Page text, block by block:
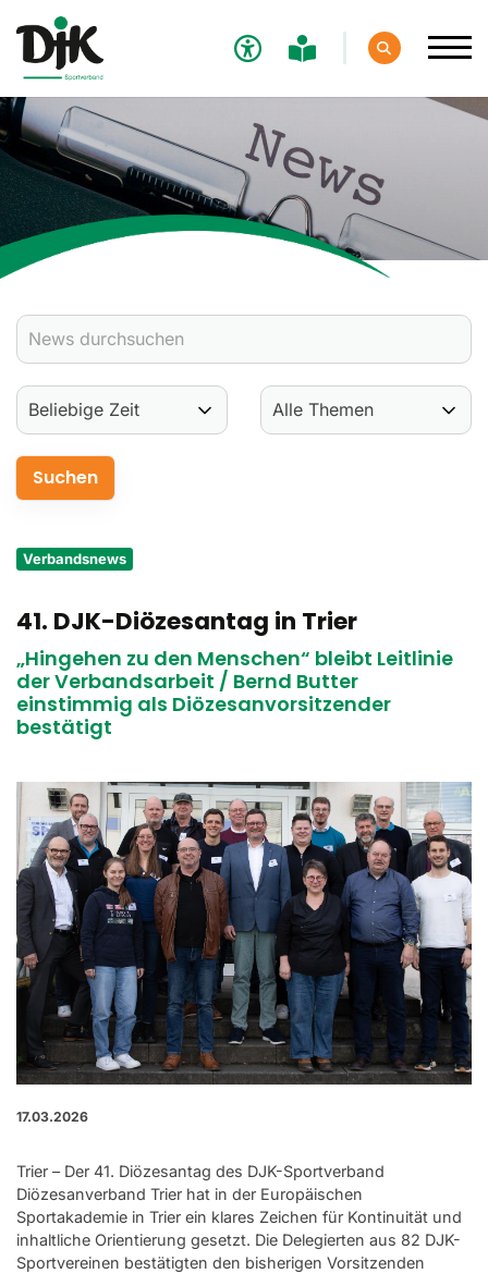
Verbandsnews
41. DJK-Diözesantag in Trier
„Hingehen zu den Menschen“ bleibt Leitlinie
der Verbandsarbeit / Bernd Butter
einstimmig als Diözesanvorsitzender
bestätigt
17.03.2026
Trier – Der 41. Diözesantag des DJK-Sportverband
Diözesanverband Trier hat in der Europäischen
Sportakademie in Trier ein klares Zeichen für Kontinuität und
inhaltliche Orientierung gesetzt. Die Delegierten aus 82 DJK-
Sportvereinen bestätigten den bisherigen Vorsitzenden
Verband
Aktuelles
Verbands-News
Termine
Verantwortung
Aus- und Fortbildungen
Kontakt
Bundessportfest '26
DJK Sportjugend